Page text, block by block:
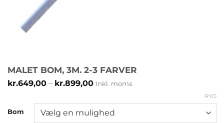
MALET BOM, 3M. 2-3 FARVER
kr.649,00 – kr.899,00Prisinterval:
Inkl. moms
Bom
RYD